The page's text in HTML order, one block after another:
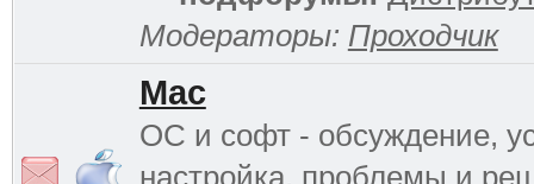
Модераторы: Проходчик
Mac
ОС и софт - обсуждение,
настройка, проблемы и